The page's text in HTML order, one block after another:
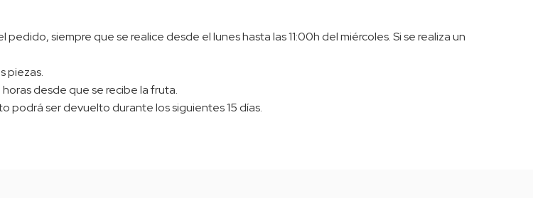
siempre que se realice desde el lunes hasta las 11:00h del miércoles. Si se realiza un
piezas.
desde que se recibe la fruta.
podrá ser devuelto durante los siguientes 15 días.